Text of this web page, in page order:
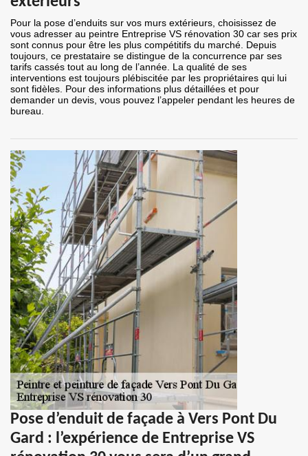
Pour la pose d’enduits sur vos murs extérieurs, choisissez de
vous adresser au peintre Entreprise VS rénovation 30 car ses prix
sont connus pour être les plus compétitifs du marché. Depuis
toujours, ce prestataire se distingue de la concurrence par ses
tarifs cassés tout au long de l’année. La qualité de ses
interventions est toujours plébiscitée par les propriétaires qui lui
sont fidèles. Pour des informations plus détaillées et pour
demander un devis, vous pouvez l’appeler pendant les heures de
bureau.
Pose d’enduit de façade à Vers Pont Du
Gard : l’expérience de Entreprise VS